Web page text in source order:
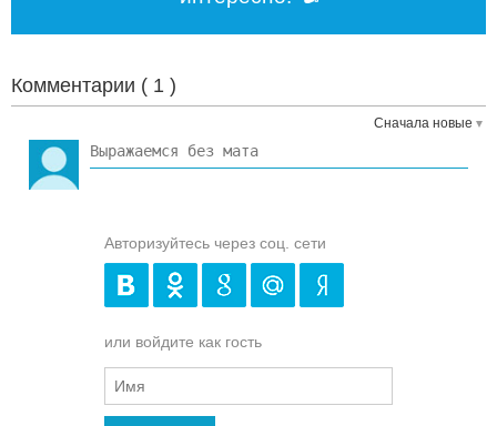
Комментарии ( 1 )
Сначала новые
Авторизуйтесь через соц. сети
или войдите как гость